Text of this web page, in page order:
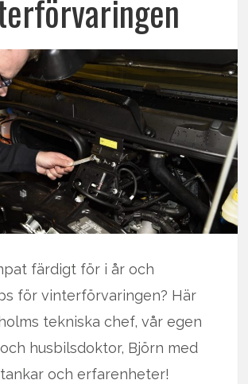
färdigt för i år och
för vinterförvaringen? Här
tekniska chef, vår egen
husbilsdoktor, Björn med
och erfarenheter!